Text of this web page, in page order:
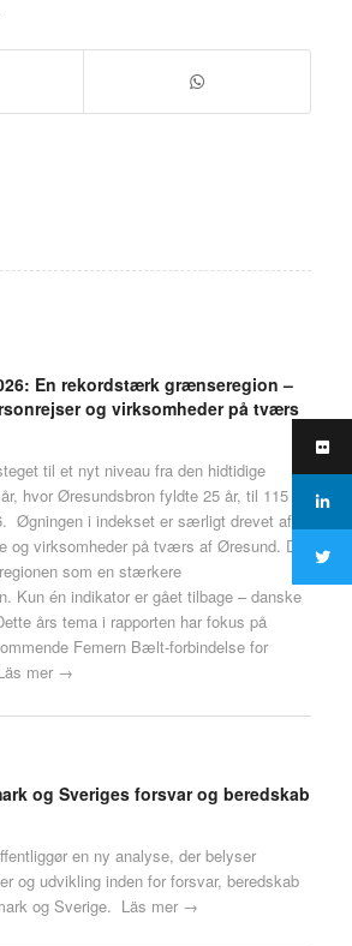
En rekordstærk grænseregion –
og virksomheder på tværs
til et nyt niveau fra den hidtidige
hvor Øresundsbron fyldte 25 år, til 115
Øgningen i indekset er særligt drevet af
og virksomheder på tværs af Øresund. Det
som en stærkere
Kun én indikator er gået tilbage – danske
års tema i rapporten har fokus på
Femern Bælt-forbindelse for
mer →
og Sveriges forsvar og beredskab
en ny analyse, der belyser
og udvikling inden for forsvar, beredskab
og Sverige. Läs mer →